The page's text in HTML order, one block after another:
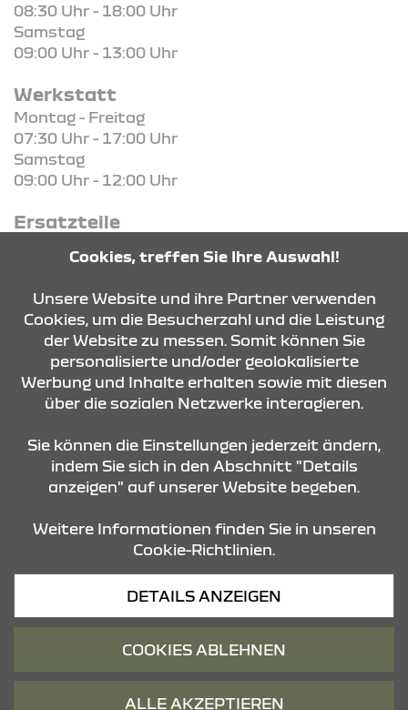
08:30 Uhr - 18:00 Uhr
Samstag
09:00 Uhr - 13:00 Uhr
Werkstatt
Montag - Freitag
07:30 Uhr - 17:00 Uhr
Samstag
09:00 Uhr - 12:00 Uhr
Ersatzteile
07:30 Uhr - 17:00 Uhr
KONTAKT & ANFAHRT
Cookies, treffen Sie Ihre Auswahl!
Unsere Website und ihre Partner verwenden
Cookies, um die Besucherzahl und die Leistung
der Website zu messen. Somit können Sie
personalisierte und/oder geolokalisierte
Werbung und Inhalte erhalten sowie mit diesen
über die sozialen Netzwerke interagieren.
Sie können die Einstellungen jederzeit ändern,
indem Sie sich in den Abschnitt "Details
anzeigen" auf unserer Website begeben.
Weitere Informationen finden Sie in unseren
Cookie-Richtlinien.
DETAILS ANZEIGEN
COOKIES ABLEHNEN
ALLE AKZEPTIEREN